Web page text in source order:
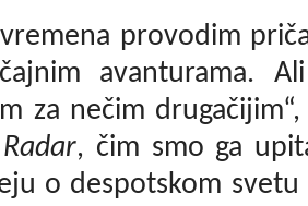
provodim
avanturama.
za nečim
Radar, čim smo ga
o despotskom